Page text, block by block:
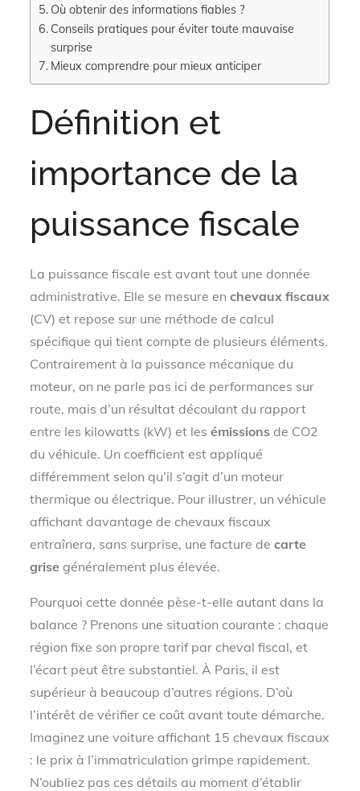
Où obtenir des informations fiables ?
Conseils pratiques pour éviter toute mauvaise
surprise
Mieux comprendre pour mieux anticiper
Définition et
importance de la
puissance fiscale
La puissance fiscale est avant tout une donnée
administrative. Elle se mesure enchevaux fiscaux
(CV) et repose sur une méthode de calcul
spécifique qui tient compte de plusieurs éléments.
Contrairement à la puissance mécanique du
moteur, on ne parle pas ici de performances sur
route, mais d’un résultat découlant du rapport
entre les kilowatts (kW) et lesémissions de CO2
du véhicule. Un coefficient est appliqué
différemment selon qu’il s’agit d’un moteur
thermique ou électrique. Pour illustrer, un véhicule
affichant davantage de chevaux fiscaux
entraînera, sans surprise, une facture decarte
grise généralement plus élevée.
Pourquoi cette donnée pèse-t-elle autant dans la
balance ? Prenons une situation courante : chaque
région fixe son propre tarif par cheval fiscal, et
l’écart peut être substantiel. À Paris, il est
supérieur à beaucoup d’autres régions. D’où
l’intérêt de vérifier ce coût avant toute démarche.
Imaginez une voiture affichant 15 chevaux fiscaux
: le prix à l’immatriculation grimpe rapidement.
N’oubliez pas ces détails au moment d’établir